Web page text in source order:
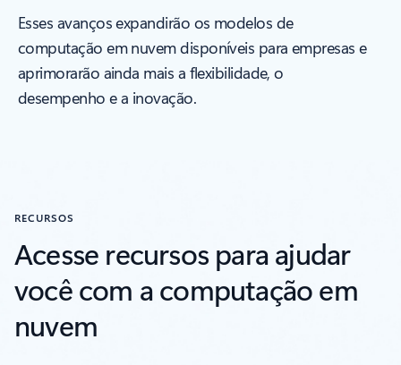
Esses avanços expandirão os modelos de
computação em nuvem disponíveis para empresas e
aprimorarão ainda mais a flexibilidade, o
desempenho e a inovação.
RECURSOS
Acesse recursos para ajudar
você com a computação em
nuvem